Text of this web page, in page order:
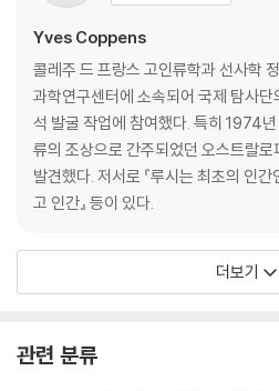
Yves Coppens
콜레주 드 프랑스 고인류학과 선사학
과학연구센터에 소속되어 국제 탐사
석 발굴 작업에 참여했다. 특히 1974
류의 조상으로 간주되었던 오스트랄
발견했다. 저서로 『루시는 최초의 인간
고 인간』 등이 있다.
더보기
관련 분류